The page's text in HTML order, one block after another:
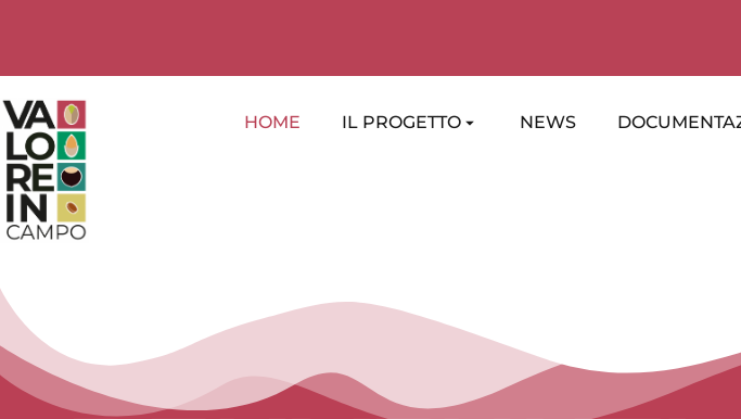
HOME IL PROGETTO NEWS